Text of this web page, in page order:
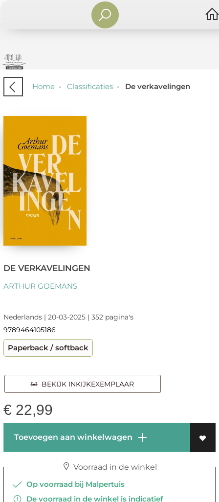
Home- Classificaties- De verkavelingen
DE VERKAVELINGEN
ARTHUR GOEMANS
Nederlands | 20-03-2025 | 352 pagina's
9789464105186
Paperback / softback
BEKIJK INKIJKEXEMPLAAR
€ 22,99
Toevoegen aan winkelwagen
Voorraad in de winkel
Op voorraad bij Malpertuis
De voorraad in de winkel is indicatief